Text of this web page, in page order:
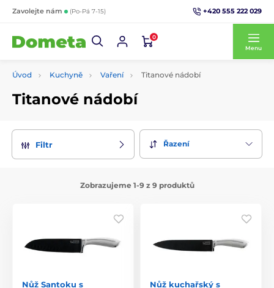
Zavolejte nám (Po-Pá 7-15) +420 555 222 029
0
Menu
Úvod Kuchyně Vaření Titanové nádobí
Titanové nádobí
Filtr Řazení
Zobrazujeme 1-9 z 9 produktů
Nůž Santoku s
Nůž kuchařský s